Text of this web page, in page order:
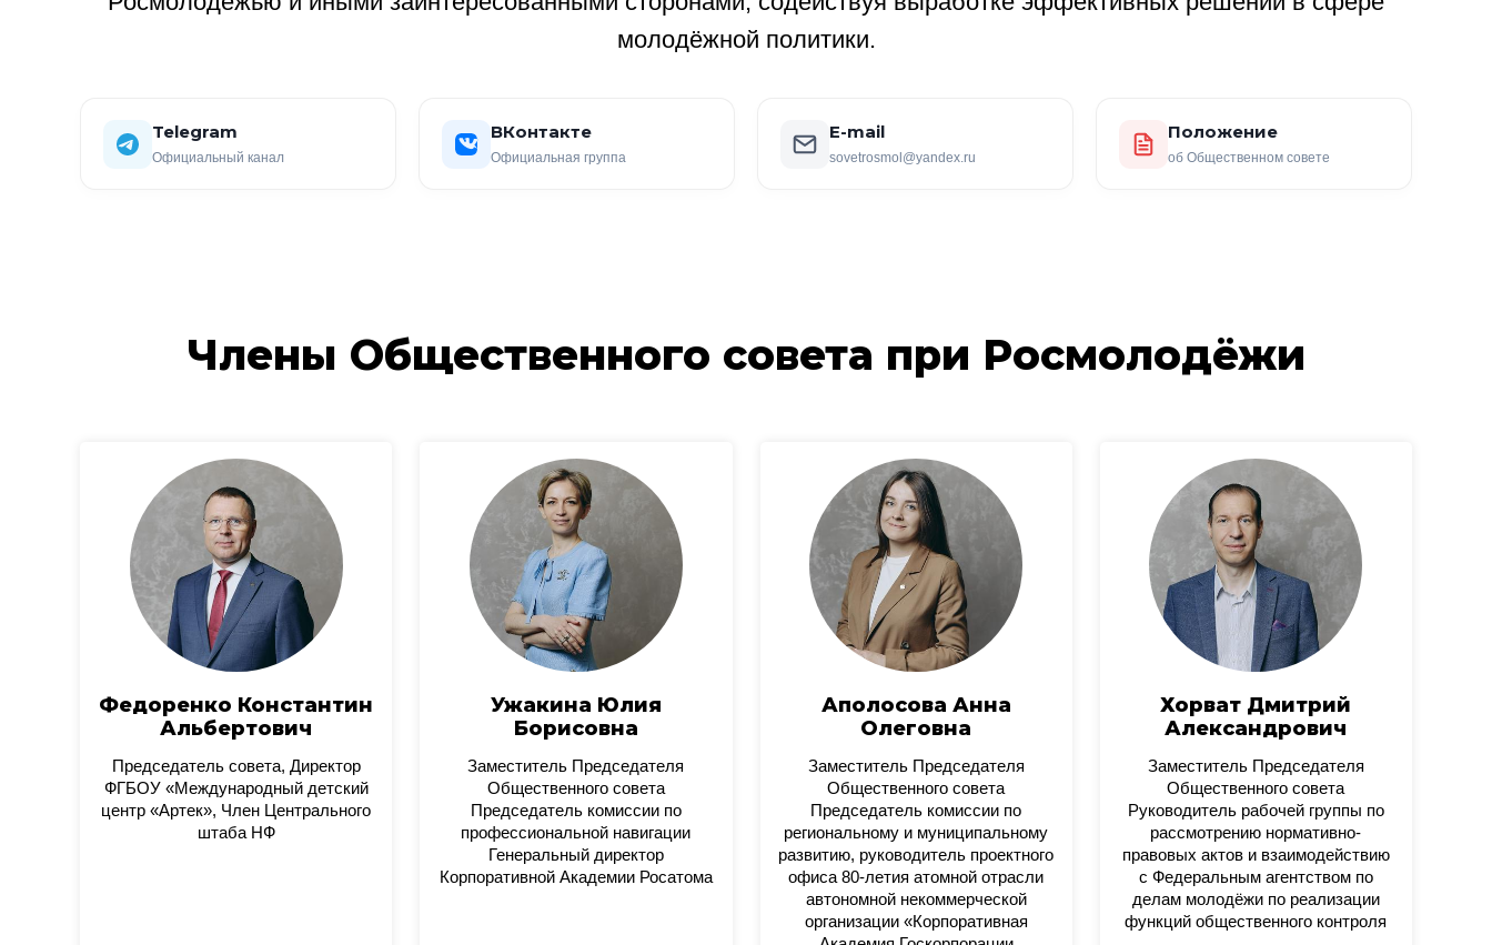
молодёжной политики.
Telegram
Официальный канал
ВКонтакте
Официальная группа
E-mail
sovetrosmol@yandex.ru
Положение
об Общественном совете
Члены Общественного совета при Росмолодёжи
Федоренко Константин
Альбертович
Председатель совета, Директор
ФГБОУ «Международный детский
центр «Артек», Член Центрального
штаба НФ
Ужакина Юлия
Борисовна
Заместитель Председателя
Общественного совета
Председатель комиссии по
профессиональной навигации
Генеральный директор
Корпоративной Академии Росатома
Аполосова Анна
Олеговна
Заместитель Председателя
Общественного совета
Председатель комиссии по
региональному и муниципальному
развитию, руководитель проектного
офиса 80-летия атомной отрасли
автономной некоммерческой
организации «Корпоративная
Хорват Дмитрий
Александрович
Заместитель Председателя
Общественного совета
Руководитель рабочей группы по
рассмотрению нормативно-
правовых актов и взаимодействию
с Федеральным агентством по
делам молодёжи по реализации
функций общественного контроля